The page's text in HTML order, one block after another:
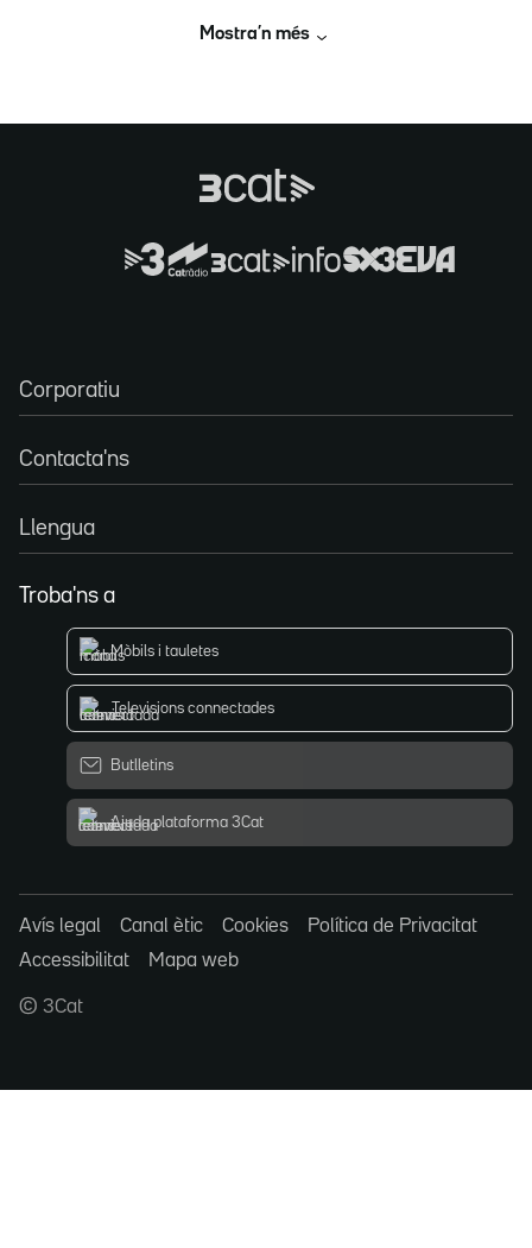
Mostra’n més
Corporatiu
Contacta'ns
Llengua
Troba'ns a
Mòbils i tauletes
Televisions connectades
Butlletins
Ajuda plataforma 3Cat
Avís legal Canal ètic Cookies
Política de Privacitat
Accessibilitat
Mapa web
© 3Cat